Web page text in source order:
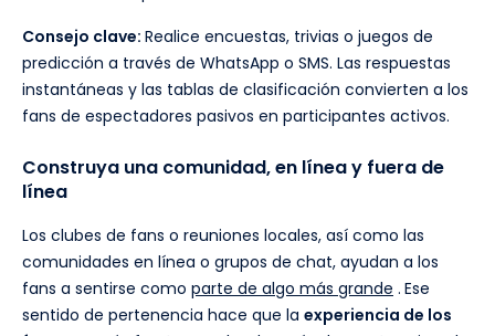
Consejo clave: Realice encuestas, trivias o juegos de
predicción a través de WhatsApp o SMS. Las respuestas
instantáneas y las tablas de clasificación convierten a los
fans de espectadores pasivos en participantes activos.
Construya una comunidad, en línea y fuera de
línea
Los clubes de fans o reuniones locales, así como las
comunidades en línea o grupos de chat, ayudan a los
fans a sentirse como parte de algo más grande . Ese
sentido de pertenencia hace que la experiencia de los